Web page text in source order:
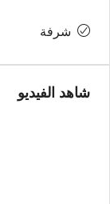
شرفة
شاهد الفيديو